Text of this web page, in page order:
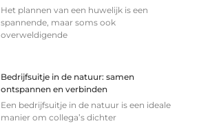
Het plannen van een huwelijk is een
spannende, maar soms ook
overweldigende
Bedrijfsuitje in de natuur: samen
ontspannen en verbinden
Een bedrijfsuitje in de natuur is een ideale
manier om collega’s dichter